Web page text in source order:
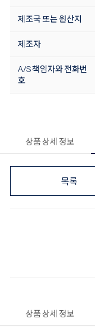
제조국 또는 원산지
제조자
A/S 책임자와 전화번
호
상품 상세 정보
목록
상품 상세 정보